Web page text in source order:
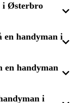
i Østerbro
reparationer og
døre og vinduer,
at få
tjekke priserne på
en handyman i
Østerbro får du
Du beskriver
den handyman, der
en handyman
i Østerbro,
i